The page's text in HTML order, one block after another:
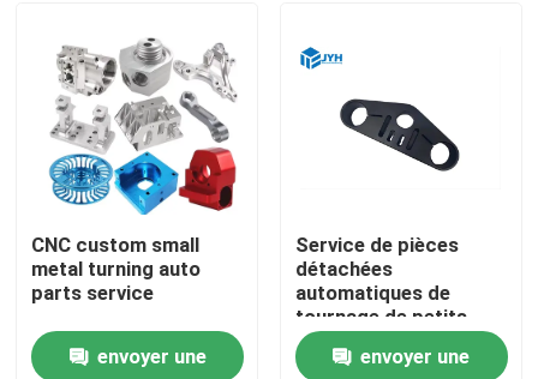
CNC custom small
metal turning auto
parts service
envoyer une
Service de pièces
détachées
automatiques de
tournage de petits
métaux sur mesure
CNC
envoyer une